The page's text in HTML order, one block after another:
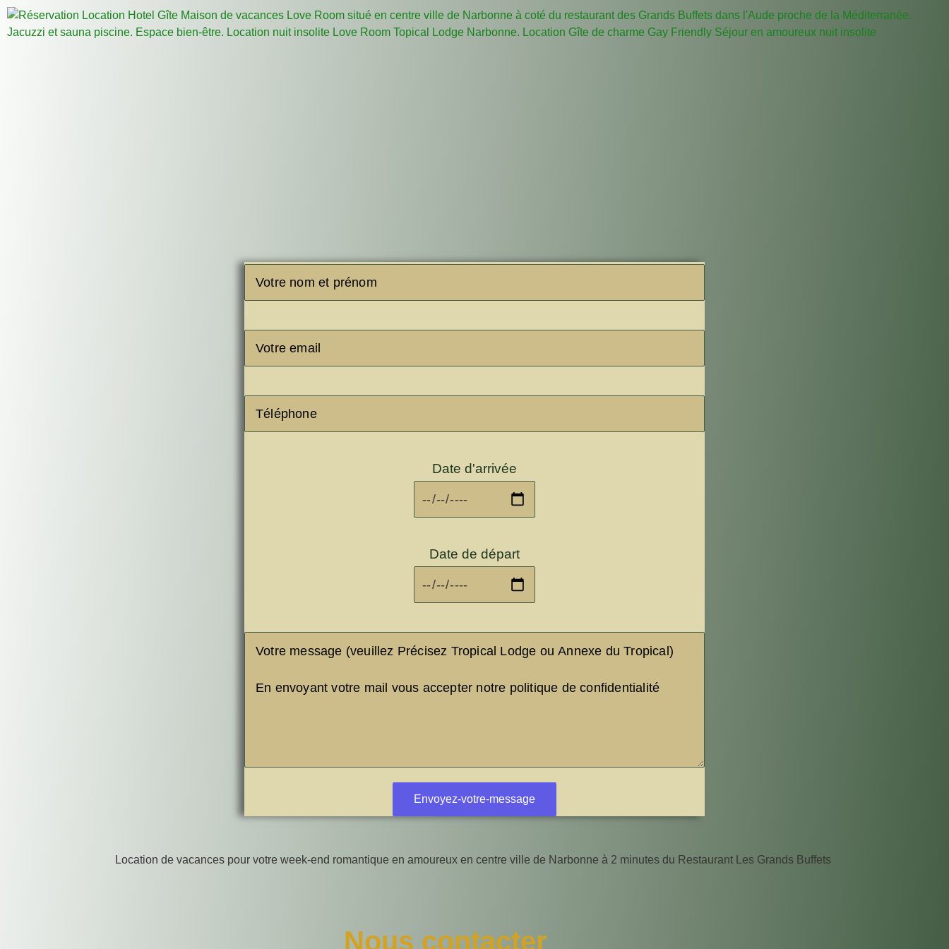
Date d'arrivée
Date de départ
Location de vacances pour votre week-end romantique en amoureux en centre ville de Narbonne à 2 minutes du Restaurant Les Grands Buffets
Nous contacter